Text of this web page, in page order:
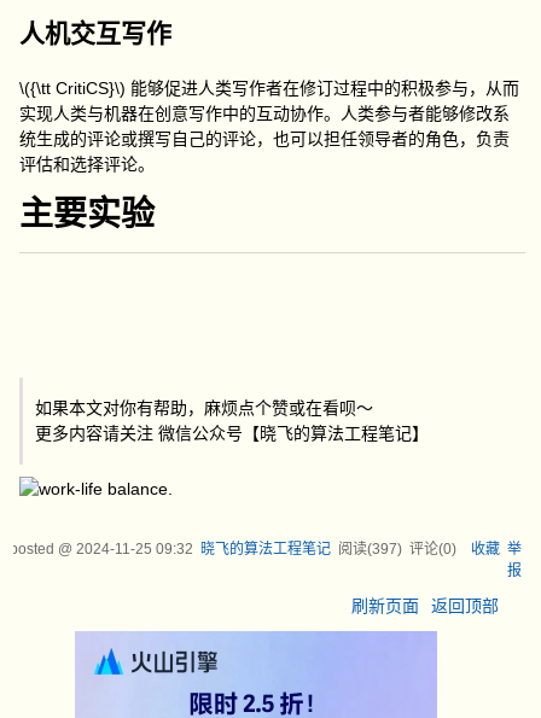
人机交互写作
\({\tt CritiCS}\) 能够促进人类写作者在修订过程中的积极参与，从而
实现人类与机器在创意写作中的互动协作。人类参与者能够修改系
统生成的评论或撰写自己的评论，也可以担任领导者的角色，负责
评估和选择评论。
主要实验
如果本文对你有帮助，麻烦点个赞或在看呗～
更多内容请关注 微信公众号【晓飞的算法工程笔记】
posted @ 2024-11-25 09:32 晓飞的算法工程笔记阅读(397) 评论(0) 收藏 举
报
刷新页面 返回顶部